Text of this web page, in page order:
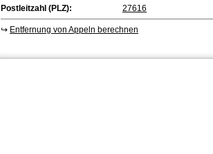
Postleitzahl (PLZ): 27616
↪ Entfernung von Appeln berechnen